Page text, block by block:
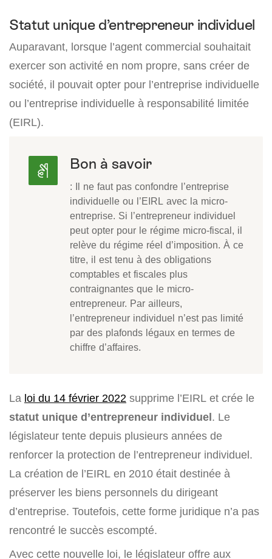
Statut unique d’entrepreneur individuel
Auparavant, lorsque l’agent commercial souhaitait
exercer son activité en nom propre, sans créer de
société, il pouvait opter pour l’entreprise individuelle
ou l’entreprise individuelle à responsabilité limitée
(EIRL).
Bon à savoir
: Il ne faut pas confondre l’entreprise
individuelle ou l’EIRL avec la micro-
entreprise. Si l’entrepreneur individuel
peut opter pour le régime micro-fiscal, il
relève du régime réel d’imposition. À ce
titre, il est tenu à des obligations
comptables et fiscales plus
contraignantes que le micro-
entrepreneur. Par ailleurs,
l’entrepreneur individuel n’est pas limité
par des plafonds légaux en termes de
chiffre d’affaires.
La loi du 14 février 2022 supprime l’EIRL et crée le
statut unique d’entrepreneur individuel. Le
législateur tente depuis plusieurs années de
renforcer la protection de l’entrepreneur individuel.
La création de l’EIRL en 2010 était destinée à
préserver les biens personnels du dirigeant
d’entreprise. Toutefois, cette forme juridique n’a pas
rencontré le succès escompté.
Avec cette nouvelle loi, le législateur offre aux